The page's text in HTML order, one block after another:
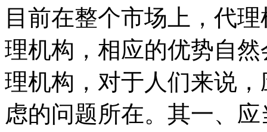
目前在整个市场上，代
理机构，相应的优势自
理机构，对于人们来说
虑的问题所在。其一、